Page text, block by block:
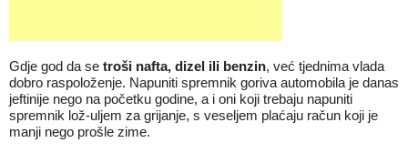
Gdje god da se troši nafta, dizel ili benzin, već tjednima vlada
dobro raspoloženje. Napuniti spremnik goriva automobila je danas
jeftinije nego na početku godine, a i oni koji trebaju napuniti
spremnik lož-uljem za grijanje, s veseljem plaćaju račun koji je
manji nego prošle zime.